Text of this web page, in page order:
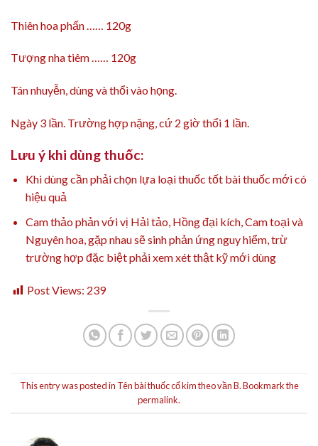
Thiên hoa phấn …… 120g
Tượng nha tiêm …… 120g
Tán nhuyễn, dùng và thổi vào họng.
Ngày 3 lần. Trường hợp nặng, cứ 2 giờ thổi 1 lần.
Lưu ý khi dùng thuốc:
Khi dùng cần phải chọn lựa loại thuốc tốt bài thuốc mới có
hiệu quả
Cam thảo phản với vị Hải tảo, Hồng đại kích, Cam toại và
Nguyên hoa, gặp nhau sẽ sinh phản ứng nguy hiểm, trừ
trường hợp đặc biệt phải xem xét thật kỹ mới dùng
Post Views: 239
This entry was posted in Tên bài thuốc cổ kim theo vần B. Bookmark the
permalink.